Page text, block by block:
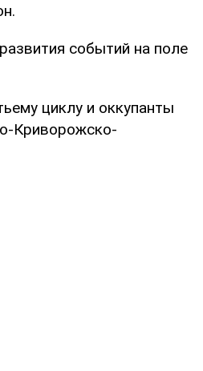
событий на поле
циклу и оккупанты
Криворожско-